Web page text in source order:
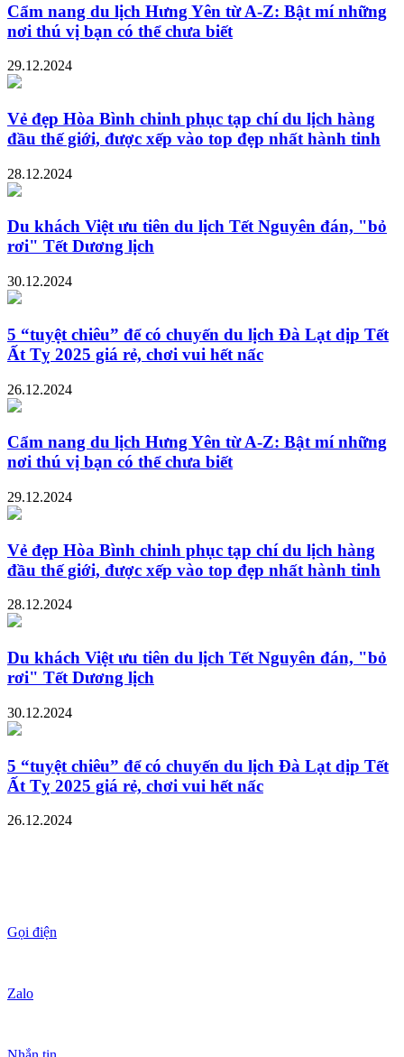
Cẩm nang du lịch Hưng Yên từ A-Z: Bật mí những
nơi thú vị bạn có thể chưa biết
29.12.2024
Vẻ đẹp Hòa Bình chinh phục tạp chí du lịch hàng
đầu thế giới, được xếp vào top đẹp nhất hành tinh
28.12.2024
Du khách Việt ưu tiên du lịch Tết Nguyên đán, "bỏ
rơi" Tết Dương lịch
30.12.2024
5 “tuyệt chiêu” để có chuyến du lịch Đà Lạt dịp Tết
Ất Tỵ 2025 giá rẻ, chơi vui hết nấc
26.12.2024
Cẩm nang du lịch Hưng Yên từ A-Z: Bật mí những
nơi thú vị bạn có thể chưa biết
29.12.2024
Vẻ đẹp Hòa Bình chinh phục tạp chí du lịch hàng
đầu thế giới, được xếp vào top đẹp nhất hành tinh
28.12.2024
Du khách Việt ưu tiên du lịch Tết Nguyên đán, "bỏ
rơi" Tết Dương lịch
30.12.2024
5 “tuyệt chiêu” để có chuyến du lịch Đà Lạt dịp Tết
Ất Tỵ 2025 giá rẻ, chơi vui hết nấc
26.12.2024
Gọi điện
Zalo